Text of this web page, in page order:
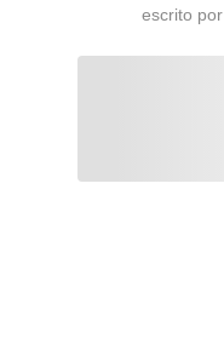
escrito por